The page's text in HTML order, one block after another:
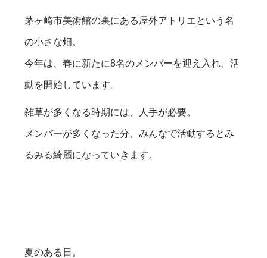
茅ヶ崎市美術館の裏にある屋外アトリエという名
の小さな畑。
今年は、春に新たに8名のメンバーを迎え入れ、活
動を開始しています。
雑草が多くなる時期には、人手が必要。
メンバーが多くなった分、みんなで活動するとみ
るみる綺麗になっていきます。
夏のある日。